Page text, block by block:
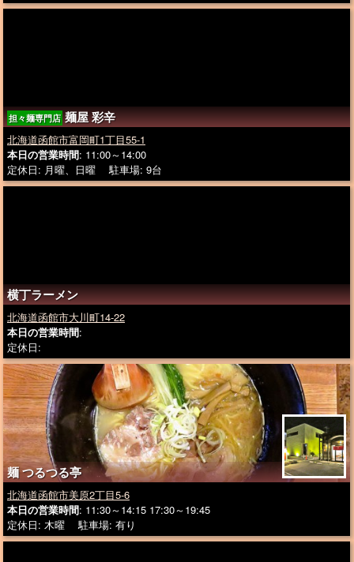
担々麺専門店 麺屋 彩辛
北海道函館市富岡町1丁目55-1
本日の営業時間: 11:00～14:00
定休日: 月曜、日曜 駐車場: 9台
横丁ラーメン
北海道函館市大川町14-22
本日の営業時間:
定休日:
麺 つるつる亭
北海道函館市美原2丁目5-6
本日の営業時間: 11:30～14:15 17:30～19:45
定休日: 木曜 駐車場: 有り